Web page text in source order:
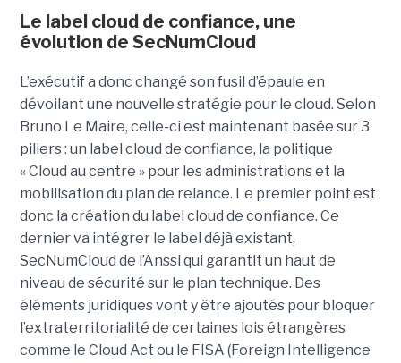
Le label cloud de confiance, une
évolution de SecNumCloud
L’exécutif a donc changé son fusil d’épaule en
dévoilant une nouvelle stratégie pour le cloud. Selon
Bruno Le Maire, celle-ci est maintenant basée sur 3
piliers : un label cloud de confiance, la politique
« Cloud au centre » pour les administrations et la
mobilisation du plan de relance. Le premier point est
donc la création du label cloud de confiance. Ce
dernier va intégrer le label déjà existant,
SecNumCloud de l’Anssi qui garantit un haut de
niveau de sécurité sur le plan technique. Des
éléments juridiques vont y être ajoutés pour bloquer
l’extraterritorialité de certaines lois étrangères
comme le Cloud Act ou le FISA (Foreign Intelligence